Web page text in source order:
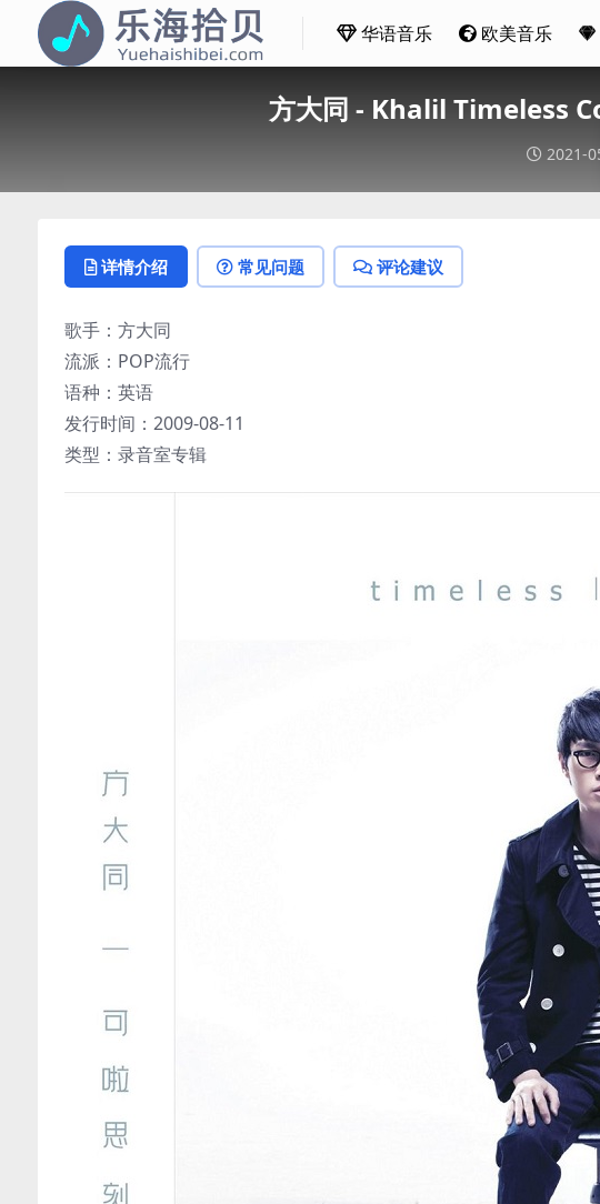
华语音乐 欧美音乐
方大同 - Khalil Timeless
2021-
详情介绍 常见问题 评论建议
歌手：方大同
流派：POP流行
语种：英语
发行时间：2009-08-11
类型：录音室专辑